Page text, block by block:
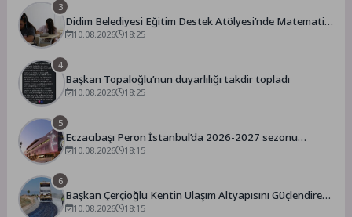
3
Didim Belediyesi Eğitim Destek Atölyesi’nde Matematik
Eğitimi
10.08.2026 18:25
4
Başkan Topaloğlu’nun duyarlılığı takdir topladı
10.08.2026 18:25
5
Eczacıbaşı Peron İstanbul’da 2026-2027 sezonu
kombine genel satış dönemi başladı
10.08.2026 18:15
6
Başkan Çerçioğlu Kentin Ulaşım Altyapısını Güçlendiren
Çalışmalarına Devam Ediyor
10.08.2026 18:15